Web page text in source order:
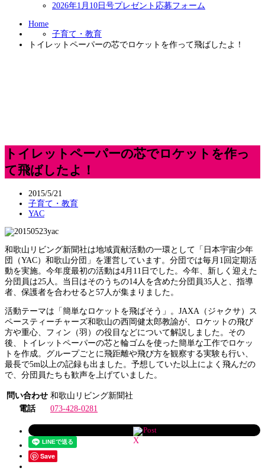
2026年1月10日号プレゼント応募フォーム
Home
子育て・教育
トイレットペーパーの芯でロケットを作って飛ばしたよ！
トイレットペーパーの芯でロケットを作っ
て飛ばしたよ！
2015/5/21
子育て・教育
YAC
和歌山リビング新聞社は地域貢献活動の一環として「日本宇宙少年
団（YAC）和歌山分団」を運営しています。分団では毎月1回定期活
動を実施。今年度最初の活動は4月11日でした。今年、新しく迎えた
分団員は25人。当日はそのうちの14人を含めた分団員35人と、指導
者、保護者を合わせると57人が集まりました。
活動テーマは「簡単なロケットを飛ばそう」。JAXA（ジャクサ）ス
ペースティーチャーズ和歌山の西岡健太郎教諭が、ロケットの飛び
方や重心、フィン（羽）の役目などについて解説しました。その
後、トイレットペーパーの芯と輪ゴムを使った簡単な工作でロケッ
トを作成。グループごとに飛距離や飛び方を観察する実験も行い、
最長で5m以上の記録も出ました。予想していた以上によく飛んだの
で、分団員たちも歓声を上げていました。
問い合わせ 和歌山リビング新聞社
電話
073-428-0281
Post
Save